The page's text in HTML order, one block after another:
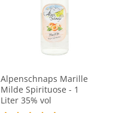
Alpenschnaps Marille
Milde Spirituose - 1
Liter 35% vol